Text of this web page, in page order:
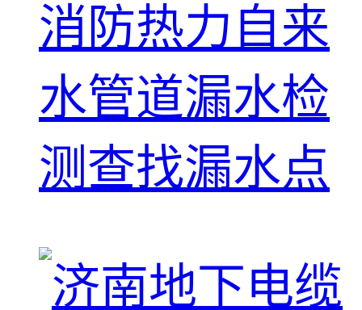
消防热力自来
水管道漏水检
测查找漏水点